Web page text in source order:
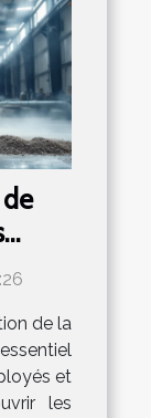
de la
et
les